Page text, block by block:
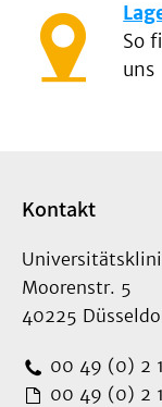
So
uns
Kontakt
Moorenstr. 5
40225
00 49 (0) 2
00 49 (0) 2